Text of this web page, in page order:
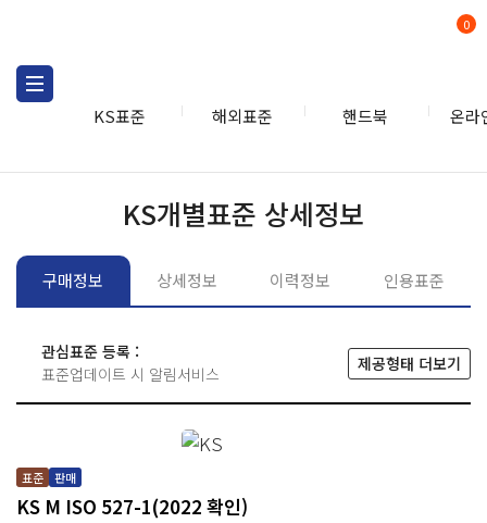
KS표준 해외표준 핸드북 온라
0
KS개별표준 상세정보
구매정보 상세정보 이력정보 인용표준
관심표준 등록 :
표준업데이트 시 알림서비스
제공형태 더보기
표준 판매
KS M ISO 527-1(2022 확인)